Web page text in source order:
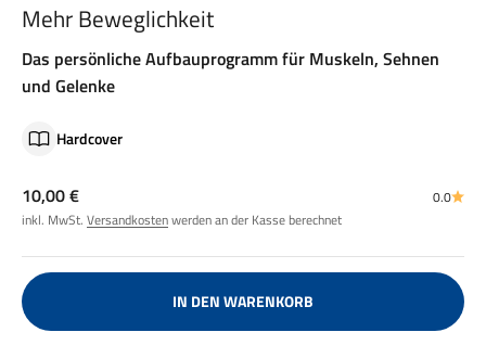
Mehr Beweglichkeit
Das persönliche Aufbauprogramm für Muskeln, Sehnen
und Gelenke
Hardcover
Angebot
10,00 €
inkl. MwSt. Versandkostenwerden an der Kasse berechnet
0.0
IN DEN WARENKORB